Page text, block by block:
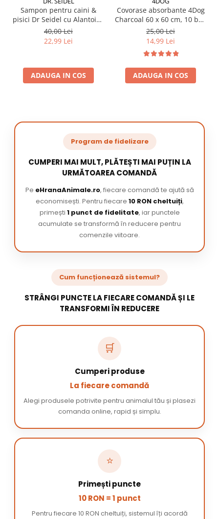
Sampon pentru caini &
pisici Dr Seidel cu Alantoina
220 ml
40,00 Lei
22,99 Lei
ADAUGA IN COS
Covorase absorbante 4Dog
Charcoal 60 x 60 cm, 10 buc
/ pachet
25,00 Lei
14,99 Lei
ADAUGA IN COS
Program de fidelizare
CUMPERI MAI MULT, PLĂTEȘTI MAI PUȚIN LA
URMĂTOAREA COMANDĂ
Pe eHranaAnimale.ro, fiecare comandă te ajută să
economisești. Pentru fiecare 10 RON cheltuiți,
primești 1 punct de fidelitate, iar punctele
acumulate se transformă în reducere pentru
comenzile viitoare.
Cum funcționează sistemul?
STRÂNGI PUNCTE LA FIECARE COMANDĂ ȘI LE
TRANSFORMI ÎN REDUCERE
🛒
Cumperi produse
La fiecare comandă
Alegi produsele potrivite pentru animalul tău și plasezi
comanda online, rapid și simplu.
⭐
Primești puncte
10 RON = 1 punct
Pentru fiecare 10 RON cheltuiți, sistemul îți acordă